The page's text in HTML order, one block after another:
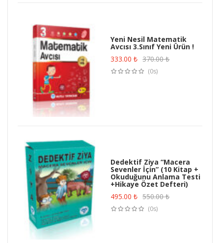
Yeni Nesil Matematik
Avcısı 3.Sınıf Yeni Ürün !
333.00₺ 370.00₺
(0s)
Dedektif Ziya “Macera
Sevenler İçin” (10 Kitap +
Okuduğunu Anlama Testi
+Hikaye Özet Defteri)
495.00₺ 550.00₺
(0s)